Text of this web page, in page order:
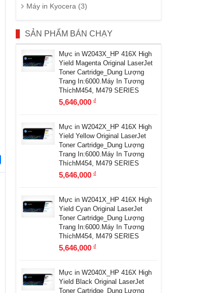
Máy in Kyocera (3)
SẢN PHẨM BÁN CHẠY
Mực in W2043X_HP 416X High
Yield Magenta Original LaserJet
Toner Cartridge_Dung Lượng
Trang In:6000.Máy In Tương
ThíchM454, M479 SERIES
5,646,000đ
Mực in W2042X_HP 416X High
Yield Yellow Original LaserJet
Toner Cartridge_Dung Lượng
Trang In:6000.Máy In Tương
ThíchM454, M479 SERIES
5,646,000đ
Mực in W2041X_HP 416X High
Yield Cyan Original LaserJet
Toner Cartridge_Dung Lượng
Trang In:6000.Máy In Tương
ThíchM454, M479 SERIES
5,646,000đ
Mực in W2040X_HP 416X High
Yield Black Original LaserJet
Toner Cartridge_Dung Lượng